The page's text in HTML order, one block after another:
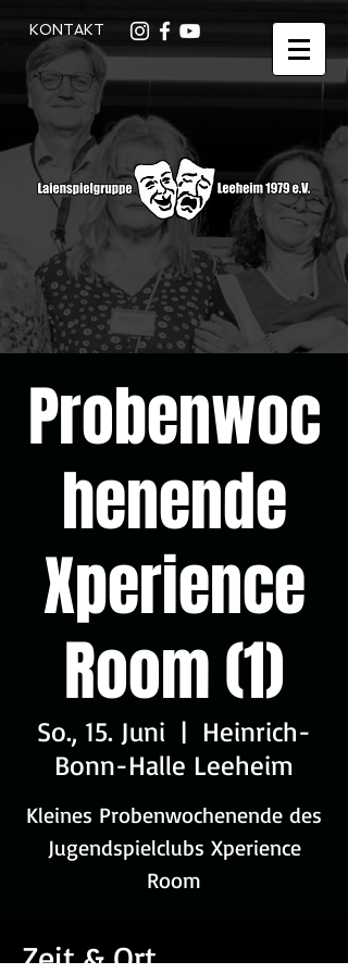
KONTAKT
Probenwoc
henende
Xperience
Room (1)
So., 15. Juni
  |
Heinrich-
Bonn-Halle Leeheim
Kleines Probenwochenende des
Jugendspielclubs Xperience
Room
Zeit & Ort